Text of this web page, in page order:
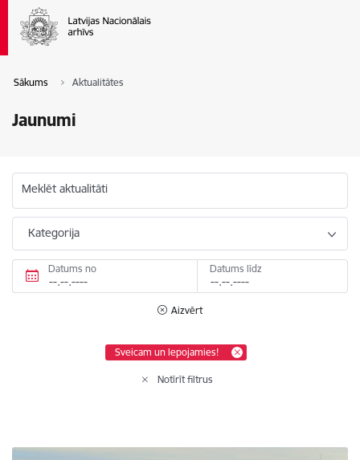
Sākums Aktualitātes
Jaunumi
Meklēt aktualitāti
Kategorija
Datums no Datums līdz
Aizvērt
Sveicam un lepojamies!
Notīrīt filtrus